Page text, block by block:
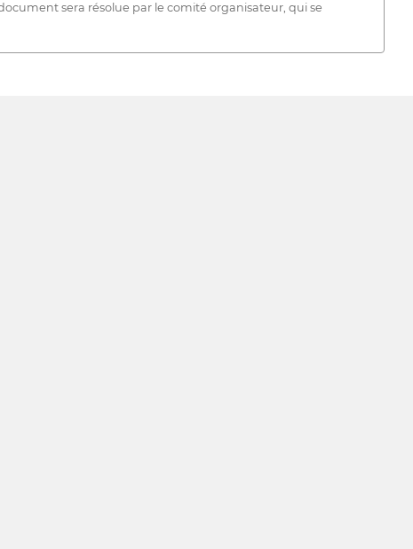
sera résolue par le comité organisateur, qui se